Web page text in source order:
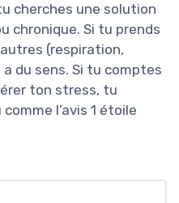
cherches une solution
chronique. Si tu prends
(respiration,
du sens. Si tu comptes
ton stress, tu
l’avis 1 étoile